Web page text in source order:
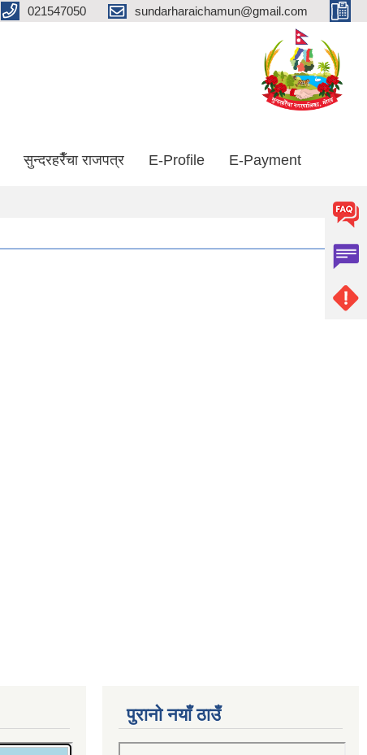
021547050 sundarharaichamun@gmail.com
सुन्दरहरैँचा राजपत्र E-Profile E-Payment
पुरानो नयाँ ठाउँ